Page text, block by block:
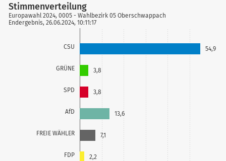
CSU
GRÜNE
SPD
AfD
FREIE WÄHLER
FDP
54,9
3,8
3,8
13,6
7,1
2,2
Stimmenverteilung
Europawahl 2024, 0005 - Wahlbezirk 05 Oberschwappach
Endergebnis, 26.06.2024, 10:11:17